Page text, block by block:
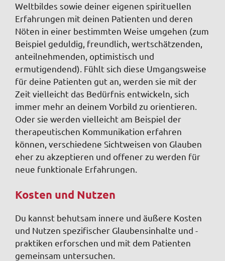
Weltbildes sowie deiner eigenen spirituellen
Erfahrungen mit deinen Patienten und deren
Nöten in einer bestimmten Weise umgehen (zum
Beispiel geduldig, freundlich, wertschätzenden,
anteilnehmenden, optimistisch und
ermutigendend). Fühlt sich diese Umgangsweise
für deine Patienten gut an, werden sie mit der
Zeit vielleicht das Bedürfnis entwickeln, sich
immer mehr an deinem Vorbild zu orientieren.
Oder sie werden vielleicht am Beispiel der
therapeutischen Kommunikation erfahren
können, verschiedene Sichtweisen von Glauben
eher zu akzeptieren und offener zu werden für
neue funktionale Erfahrungen.
Kosten und Nutzen
Du kannst behutsam innere und äußere Kosten
und Nutzen spezifischer Glaubensinhalte und -
praktiken erforschen und mit dem Patienten
gemeinsam untersuchen.